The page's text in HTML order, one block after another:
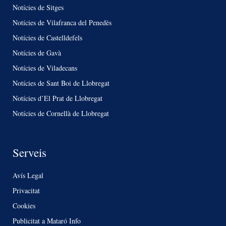
Notícies de Sitges
Notícies de Vilafranca del Penedès
Notícies de Castelldefels
Notícies de Gavà
Notícies de Viladecans
Notícies de Sant Boi de Llobregat
Notícies d’El Prat de Llobregat
Notícies de Cornellà de Llobregat
Serveis
Avís Legal
Privacitat
Cookies
Publicitat a Mataró Info